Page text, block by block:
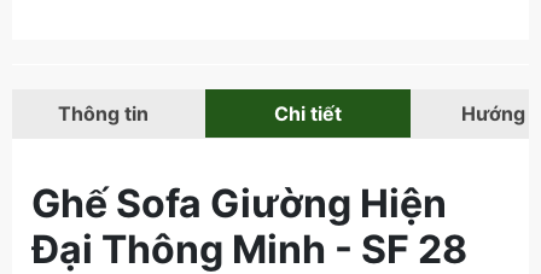
Thông tin Chi tiết Hướng
Ghế Sofa Giường Hiện
Đại Thông Minh - SF 28